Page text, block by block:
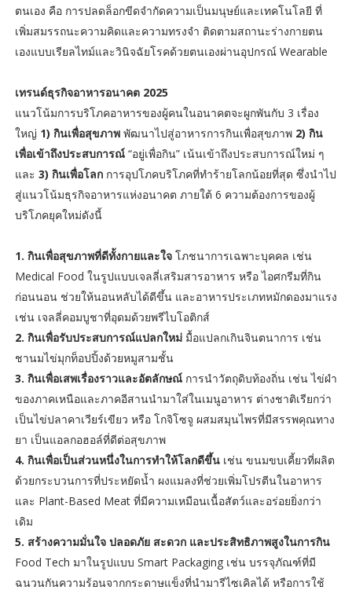
ตนเอง คือ การปลดล็อกขีดจำกัดความเป็นมนุษย์และเทคโนโลยี ที่
เพิ่มสมรรถนะความคิดและความทรงจำ ติดตามสถานะร่างกายตน
เองแบบเรียลไทม์และวินิจฉัยโรคด้วยตนเองผ่านอุปกรณ์ Wearable
เทรนด์ธุรกิจอาหารอนาคต 2025
แนวโน้มการบริโภคอาหารของผู้คนในอนาคตจะผูกพันกับ 3 เรื่อง
ใหญ่ 1) กินเพื่อสุขภาพพัฒนาไปสู่อาหารการกินเพื่อสุขภาพ 2) กิน
เพื่อเข้าถึงประสบการณ์“อยู่เพื่อกิน” เน้นเข้าถึงประสบการณ์ใหม่ ๆ
และ 3) กินเพื่อโลก การอุปโภคบริโภคที่ทำร้ายโลกน้อยที่สุด ซึ่งนำไป
สู่แนวโน้มธุรกิจอาหารแห่งอนาคต ภายใต้ 6 ความต้องการของผู้
บริโภคยุคใหม่ดังนี้
1. กินเพื่อสุขภาพที่ดีทั้งกายและใจโภชนาการเฉพาะบุคคล เช่น
Medical Food ในรูปแบบเจลลี่เสริมสารอาหาร หรือ ไอศกรีมที่กิน
ก่อนนอน ช่วยให้นอนหลับได้ดีขึ้น และอาหารประเภทหมักดองมาแรง
เช่น เจลลี่คอมบูชาที่อุดมด้วยพรีไบโอติกส์
2. กินเพื่อรับประสบการณ์แปลกใหม่มื้อแปลกเกินจินตนาการ เช่น
ชานมไข่มุกท็อปปิ้งด้วยหมูสามชั้น
3. กินเพื่อเสพเรื่องราวและอัตลักษณ์การนำวัตถุดิบท้องถิ่น เช่น ไข่ผำ
ของภาคเหนือและภาคอีสานนำมาใส่ในเมนูอาหาร ต่างชาติเรียกว่า
เป็นไข่ปลาคาเวียร์เขียว หรือ โกจิโซจู ผสมสมุนไพรที่มีสรรพคุณทาง
ยา เป็นแอลกอฮอล์ที่ดีต่อสุขภาพ
4. กินเพื่อเป็นส่วนหนึ่งในการทำให้โลกดีขึ้นเช่น ขนมขบเคี้ยวที่ผลิต
ด้วยกระบวนการที่ประหยัดน้ำ ผงแมลงที่ช่วยเพิ่มโปรตีนในอาหาร
และ Plant-Based Meat ที่มีความเหมือนเนื้อสัตว์และอร่อยยิ่งกว่า
เดิม
5. สร้างความมั่นใจ ปลอดภัย สะดวก และประสิทธิภาพสูงในการกิน
Food Tech มาในรูปแบบ Smart Packaging เช่น บรรจุภัณฑ์ที่มี
ฉนวนกันความร้อนจากกระดาษแข็งที่นำมารีไซเคิลได้ หรือการใช้